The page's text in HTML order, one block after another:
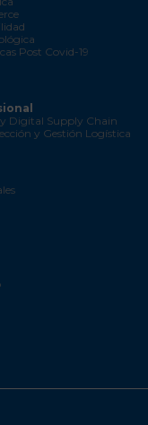
Post Covid-19
Digital Supply Chain
y Gestión Logística